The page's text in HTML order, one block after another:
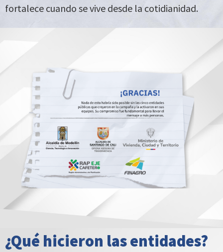
fortalece cuando se vive desde la cotidianidad.
¿Qué hicieron las entidades?